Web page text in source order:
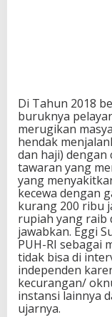
Di Tahun 2018
buruknya
merugikan
hendak
dan haji)
tawaran yang
yang
kecewa dengan
kurang 200 ribu
rupiah yang raib
jawabkan. Eggi
PUH-RI sebagai
tidak bisa di
independen
kecurangan/
instansi lainnya
ujarnya.